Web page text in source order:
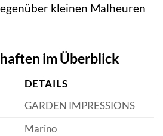
kleinen Malheuren
im Überblick
DETAILS
GARDEN IMPRESSIONS
Marino